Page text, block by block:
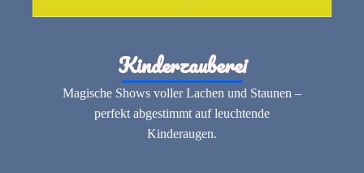
Kinderzauberei
Magische Shows voller Lachen und Staunen –
perfekt abgestimmt auf leuchtende
Kinderaugen.